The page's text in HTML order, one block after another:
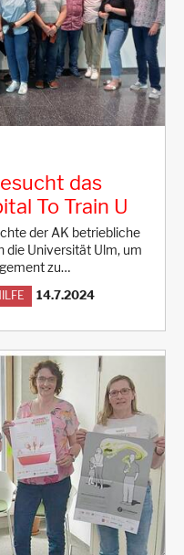
das
To Train U
der AK betriebliche
Universität Ulm, um
zu…
14.7.2024